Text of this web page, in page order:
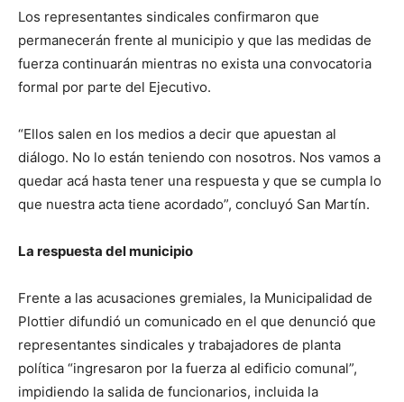
Los representantes sindicales confirmaron que
permanecerán frente al municipio y que las medidas de
fuerza continuarán mientras no exista una convocatoria
formal por parte del Ejecutivo.
“Ellos salen en los medios a decir que apuestan al
diálogo. No lo están teniendo con nosotros. Nos vamos a
quedar acá hasta tener una respuesta y que se cumpla lo
que nuestra acta tiene acordado”, concluyó San Martín.
La respuesta del municipio
Frente a las acusaciones gremiales, la Municipalidad de
Plottier difundió un comunicado en el que denunció que
representantes sindicales y trabajadores de planta
política “ingresaron por la fuerza al edificio comunal”,
impidiendo la salida de funcionarios, incluida la